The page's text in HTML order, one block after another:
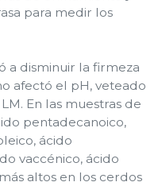
para medir los
a disminuir la firmeza
afectó el pH, veteado
En las muestras de
pentadecanoico,
ácido
vaccénico, ácido
altos en los cerdos